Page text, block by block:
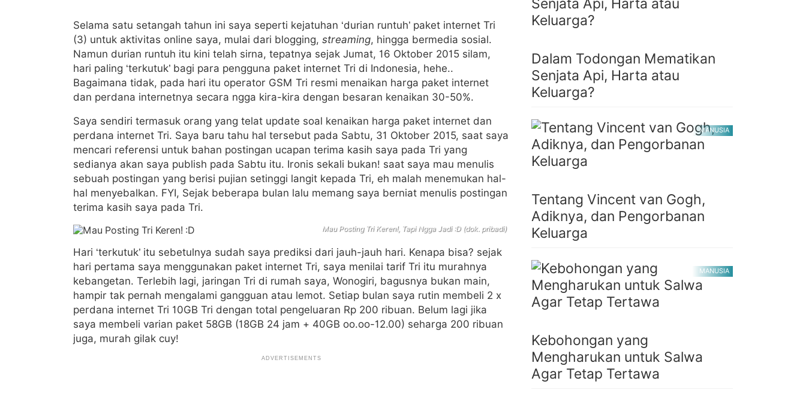
Selama satu setangah tahun ini saya seperti kejatuhan ‘durian runtuh’ paket internet Tri
(3) untuk aktivitas online saya, mulai dari blogging, streaming, hingga bermedia sosial.
Namun durian runtuh itu kini telah sirna, tepatnya sejak Jumat, 16 Oktober 2015 silam,
hari paling ‘terkutuk’ bagi para pengguna paket internet Tri di Indonesia, hehe..
Bagaimana tidak, pada hari itu operator GSM Tri resmi menaikan harga paket internet
dan perdana internetnya secara ngga kira-kira dengan besaran kenaikan 30-50%.
Saya sendiri termasuk orang yang telat update soal kenaikan harga paket internet dan
perdana internet Tri. Saya baru tahu hal tersebut pada Sabtu, 31 Oktober 2015, saat saya
mencari referensi untuk bahan postingan ucapan terima kasih saya pada Tri yang
sedianya akan saya publish pada Sabtu itu. Ironis sekali bukan! saat saya mau menulis
sebuah postingan yang berisi pujian setinggi langit kepada Tri, eh malah menemukan hal-
hal menyebalkan. FYI, Sejak beberapa bulan lalu memang saya berniat menulis postingan
terima kasih saya pada Tri.
Mau Posting Tri Keren!, Tapi Ngga Jadi :D (dok. pribadi)
Hari ‘terkutuk’ itu sebetulnya sudah saya prediksi dari jauh-jauh hari. Kenapa bisa? sejak
hari pertama saya menggunakan paket internet Tri, saya menilai tarif Tri itu murahnya
kebangetan. Terlebih lagi, jaringan Tri di rumah saya, Wonogiri, bagusnya bukan main,
hampir tak pernah mengalami gangguan atau lemot. Setiap bulan saya rutin membeli 2 x
perdana internet Tri 10GB Tri dengan total pengeluaran Rp 200 ribuan. Belum lagi jika
saya membeli varian paket 58GB (18GB 24 jam + 40GB oo.oo-12.00) seharga 200 ribuan
juga, murah gilak cuy!
Dalam Todongan Mematikan
Senjata Api, Harta atau
Keluarga?
MANUSIA
Tentang Vincent van Gogh,
Adiknya, dan Pengorbanan
Keluarga
MANUSIA
Kebohongan yang
Mengharukan untuk Salwa
Agar Tetap Tertawa